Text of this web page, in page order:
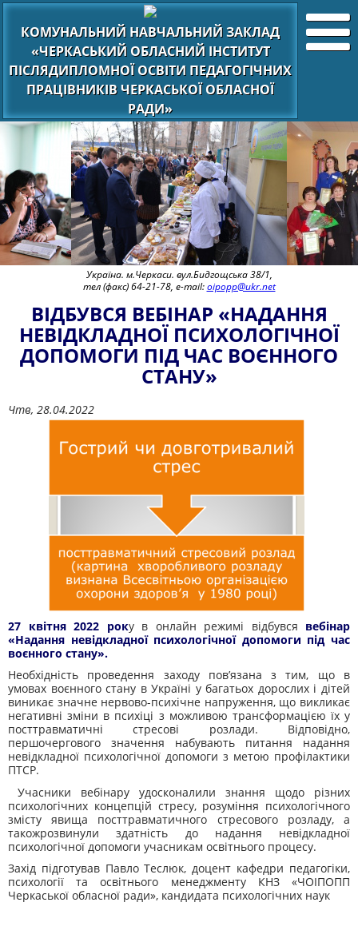
КОМУНАЛЬНИЙ НАВЧАЛЬНИЙ ЗАКЛАД
«ЧЕРКАСЬКИЙ ОБЛАСНИЙ ІНСТИТУТ
ПІСЛЯДИПЛОМНОЇ ОСВІТИ ПЕДАГОГІЧНИХ
ПРАЦІВНИКІВ ЧЕРКАСЬКОЇ ОБЛАСНОЇ
РАДИ»
Україна. м.Черкаси. вул.Бидгощська 38/1,
тел (факс) 64-21-78, e-mail:oipopp@ukr.net
ВІДБУВСЯ ВЕБІНАР «НАДАННЯ
НЕВІДКЛАДНОЇ ПСИХОЛОГІЧНОЇ
ДОПОМОГИ ПІД ЧАС ВОЄННОГО
СТАНУ»
Чтв, 28.04.2022
27 квітня 2022 року в онлайн режимі відбувся вебінар
«Надання невідкладної психологічної допомоги під час
воєнного стану».
Необхідність проведення заходу пов’язана з тим, що в
умовах воєнного стану в Україні у багатьох дорослих і дітей
виникає значне нервово-психічне напруження, що викликає
негативні зміни в психіці з можливою трансформацією їх у
посттравматичні стресові розлади. Відповідно,
першочергового значення набувають питання надання
невідкладної психологічної допомоги з метою профілактики
ПТСР.
Учасники вебінару удосконалили знання щодо різних
психологічних концепцій стресу, розуміння психологічного
змісту явища посттравматичного стресового розладу, а
такожрозвинули здатність до надання невідкладної
психологічної допомоги учасникам освітнього процесу.
Захід підготував Павло Теслюк, доцент кафедри педагогіки,
психології та освітнього менеджменту КНЗ «ЧОІПОПП
Черкаської обласної ради», кандидата психологічних наук